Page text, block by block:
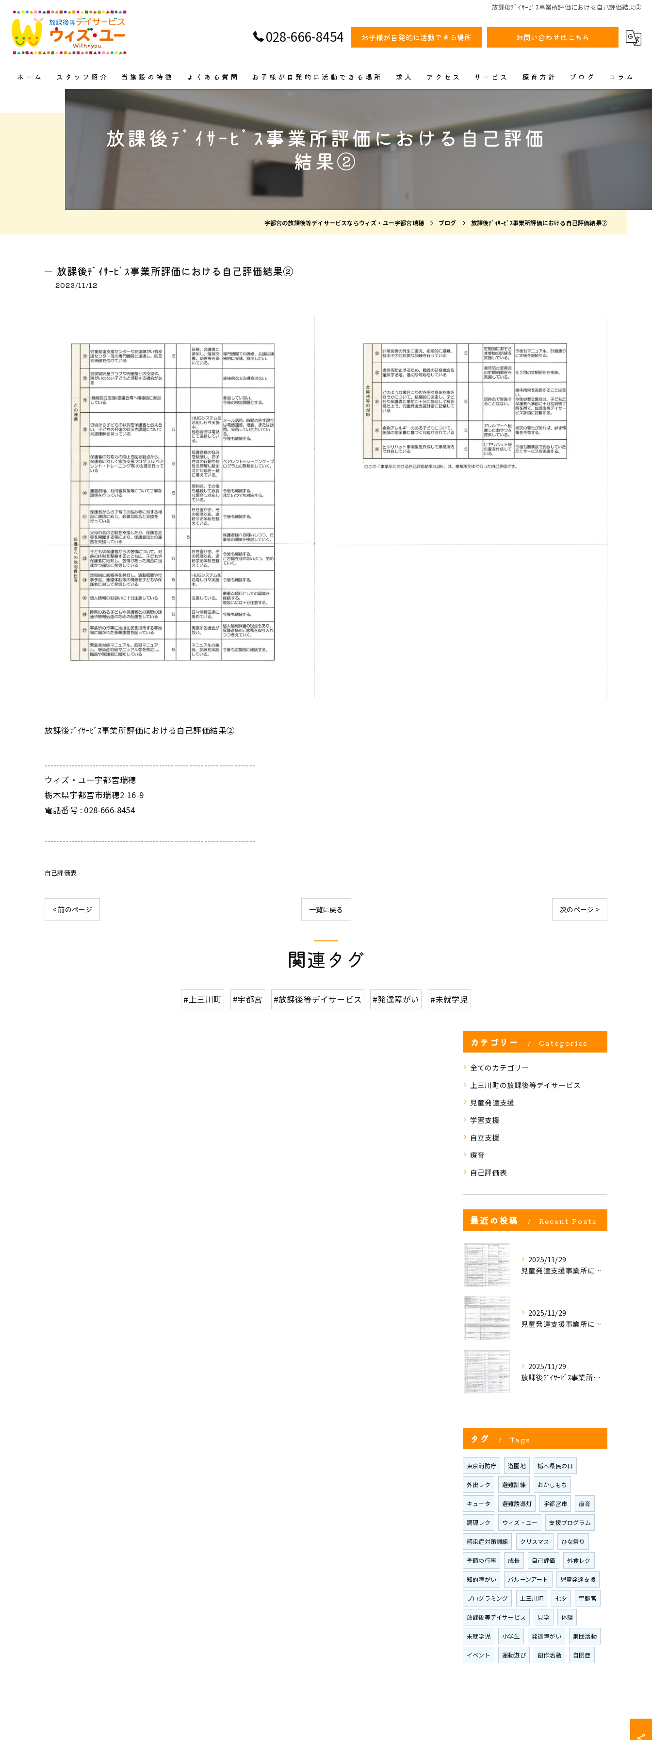
放課後ﾃﾞｲｻｰﾋﾞｽ事業所評価における自己評価結果②
028-666-8454 お子様が自発的に活動できる場所 お問い合わせはこちら
ホーム スタッフ紹介 当施設の特徴
上三川町の放課後等デイサービス
児童発達支援
よくある質問 お子様が自発的に活動できる場所 求人 アクセス サービス 療育方針 ブログ コラム
放課後ﾃﾞｲｻｰﾋﾞｽ事業所評価における自己評価
結果②
宇都宮の放課後等デイサービスならウィズ・ユー宇都宮瑞穂 ブログ 放課後ﾃﾞｲｻｰﾋﾞｽ事業所評価における自己評価結果②
放課後ﾃﾞｲｻｰﾋﾞｽ事業所評価における自己評価結果②
2023/11/12
放課後ﾃﾞｲｻｰﾋﾞｽ事業所評価における自己評価結果②
----------------------------------------------------------------------
ウィズ・ユー宇都宮瑞穂
栃木県宇都宮市瑞穂2-16-9
電話番号 : 028-666-8454
----------------------------------------------------------------------
自己評価表
< 前のページ 一覧に戻る 次のページ >
関連タグ
#上三川町 #宇都宮 #放課後等デイサービス #発達障がい #未就学児
カテゴリー Categories
全てのカテゴリー
上三川町の放課後等デイサービス
児童発達支援
学習支援
自立支援
療育
自己評価表
最近の投稿 Recent Posts
2025/11/29
児童発達支援事業所における自己評価結果②
2025/11/29
児童発達支援事業所における自己評価結果①
2025/11/29
放課後ﾃﾞｲｻｰﾋﾞｽ事業所評価における自己評価結果②
タグ Tags
東京消防庁 遊園地 栃木県民の日
外出レク 避難訓練 おかしもち
キュータ 避難誘導灯 宇都宮市 療育
調理レク ウィズ・ユー 支援プログラム
感染症対策訓練 クリスマス ひな祭り
季節の行事 成長 自己評価 外食レク
知的障がい バルーンアート 児童発達支援
プログラミング 上三川町 七夕 宇都宮
放課後等デイサービス 見学 体験
未就学児 小学生 発達障がい 集団活動
イベント 運動遊び 創作活動 自閉症